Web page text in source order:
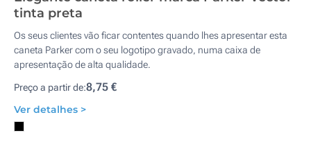
tinta preta
Os seus clientes vão ficar contentes quando lhes apresentar esta
caneta Parker com o seu logotipo gravado, numa caixa de
apresentação de alta qualidade.
Preço a partir de:8,75 €
Ver detalhes >